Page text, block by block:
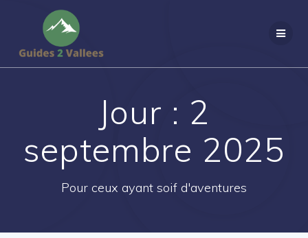
Jour : 2
septembre 2025
Pour ceux ayant soif d'aventures